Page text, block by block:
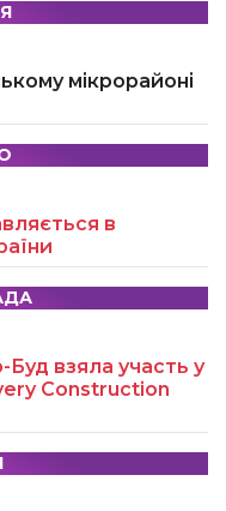
мікрорайоні
в
Буд взяла участь у
Construction